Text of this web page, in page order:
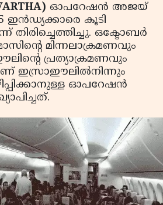
ഓപറേഷന്‍ അജയ്
ഇന്‍ഡ്യക്കാരെ കൂടി
തിരിച്ചെത്തിച്ചു. ഒക്ടോബര്‍
മിന്നലാക്രമണവും
പ്രത്യാക്രമണവും
ഇസ്രാഈലില്‍നിന്നും
ഓപറേഷന്‍